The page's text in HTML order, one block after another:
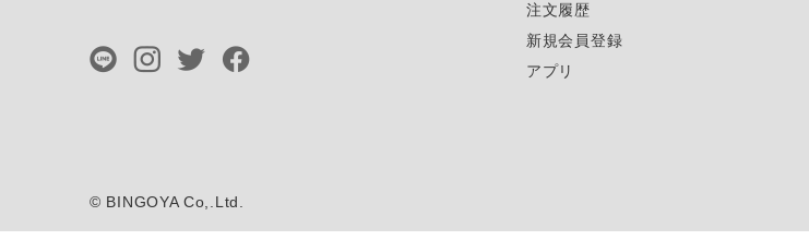
注文履歴
新規会員登録
アプリ
© BINGOYA Co,.Ltd.